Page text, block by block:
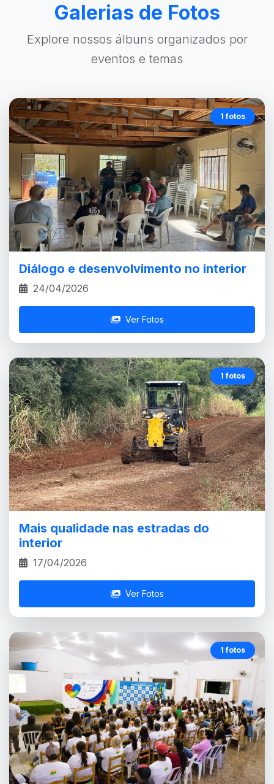
Galerias de Fotos
Explore nossos álbuns organizados por
eventos e temas
1 fotos
Diálogo e desenvolvimento no interior
24/04/2026
Ver Fotos
1 fotos
Mais qualidade nas estradas do
interior
17/04/2026
Ver Fotos
1 fotos